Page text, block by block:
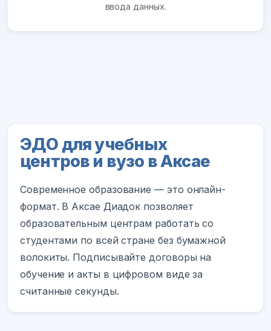
ввода данных.
ЭДО для учебных
центров и вузо в Аксае
Современное образование — это онлайн-
формат. В Аксае Диадок позволяет
образовательным центрам работать со
студентами по всей стране без бумажной
волокиты. Подписывайте договоры на
обучение и акты в цифровом виде за
считанные секунды.